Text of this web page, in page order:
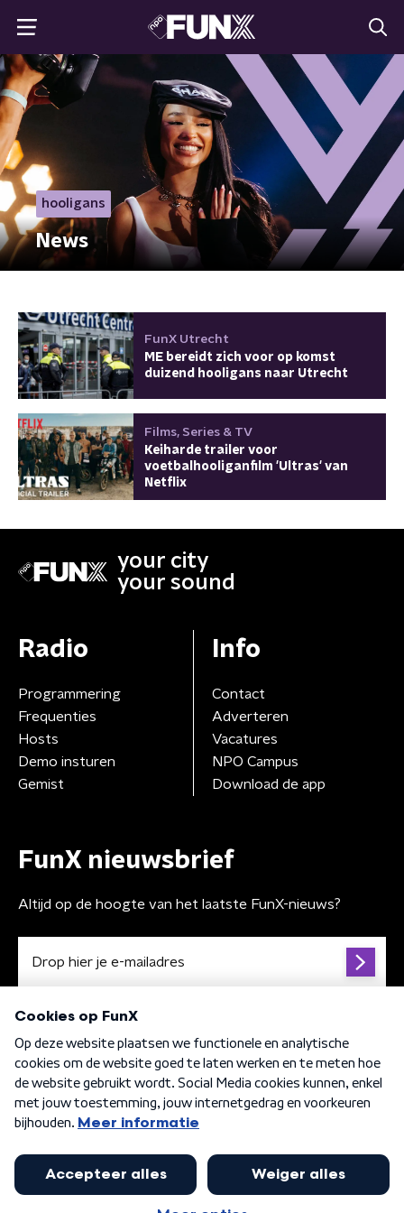
hooligans
News
FunX Utrecht
ME bereidt zich voor op komst
duizend hooligans naar Utrecht
Films, Series & TV
Keiharde trailer voor
voetbalhooliganfilm 'Ultras' van
Netflix
your city
your sound
Radio
Programmering
Frequenties
Hosts
Demo insturen
Gemist
Info
Contact
Adverteren
Vacatures
NPO Campus
Download de app
FunX nieuwsbrief
Altijd op de hoogte van het laatste FunX-nieuws?
Algemene voorwaarden Privacybeleid